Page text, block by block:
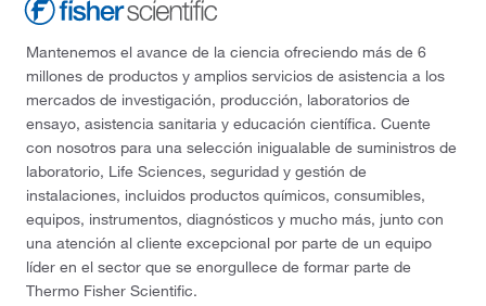
Mantenemos el avance de la ciencia ofreciendo más de 6
millones de productos y amplios servicios de asistencia a los
mercados de investigación, producción, laboratorios de
ensayo, asistencia sanitaria y educación científica. Cuente
con nosotros para una selección inigualable de suministros de
laboratorio, Life Sciences, seguridad y gestión de
instalaciones, incluidos productos químicos, consumibles,
equipos, instrumentos, diagnósticos y mucho más, junto con
una atención al cliente excepcional por parte de un equipo
líder en el sector que se enorgullece de formar parte de
Thermo Fisher Scientific.